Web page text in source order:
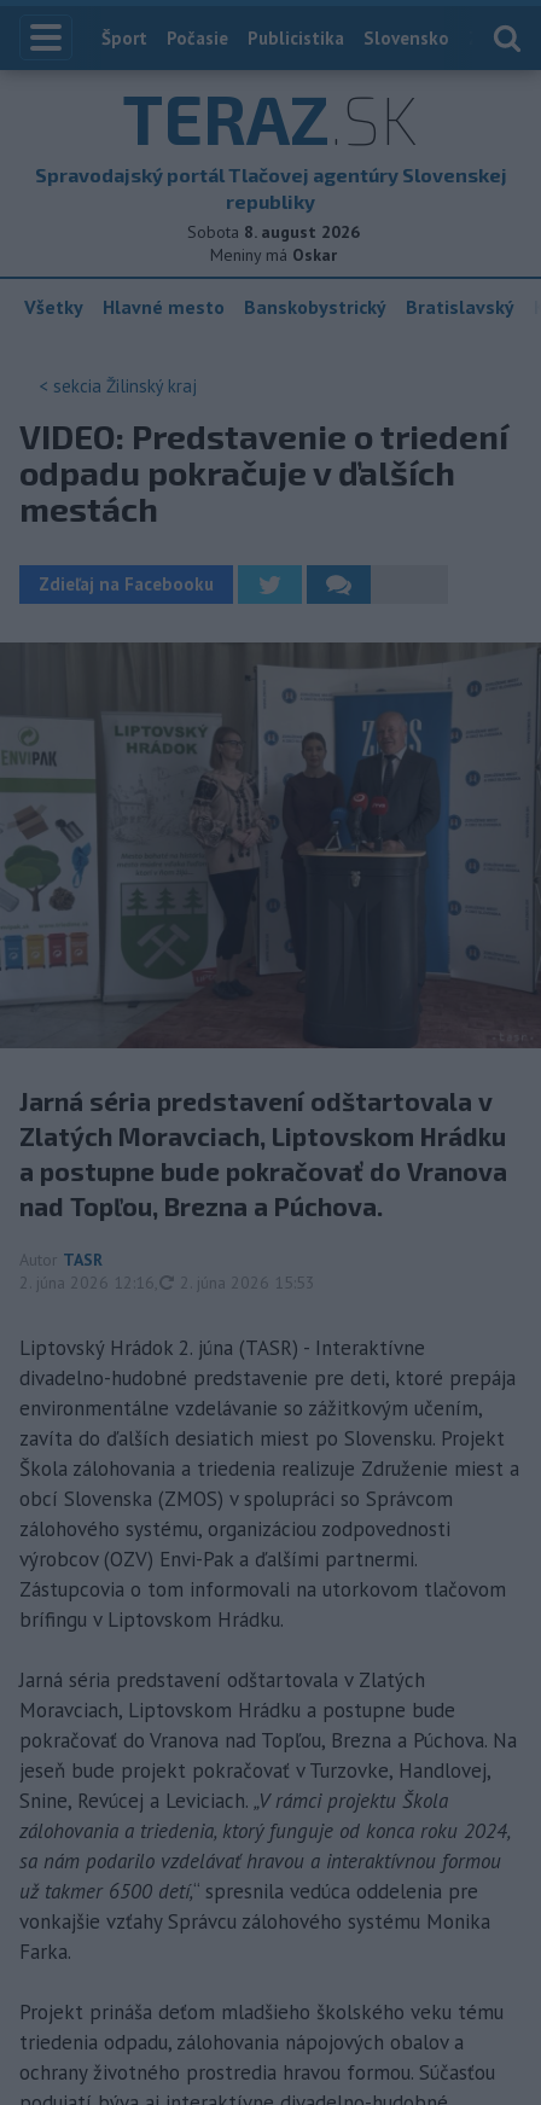
Index
Šport Počasie Publicistika Slovensko
TERAZ.SK
Spravodajský portál Tlačovej agentúry Slovenskej
republiky
Sobota 8. august 2026
Meniny má Oskar
Všetky Hlavné mesto Banskobystrický Bratislavský
< sekcia Žilinský kraj
VIDEO: Predstavenie o triedení
odpadu pokračuje v ďalších
mestách
Zdieľaj na Facebooku
Jarná séria predstavení odštartovala v
Zlatých Moravciach, Liptovskom Hrádku
a postupne bude pokračovať do Vranova
nad Topľou, Brezna a Púchova.
Autor TASR
2. júna 2026 12:16
aktualizované
2. júna 2026 15:53
Liptovský Hrádok 2. júna (TASR) - Interaktívne
divadelno-hudobné predstavenie pre deti, ktoré prepája
environmentálne vzdelávanie so zážitkovým učením,
zavíta do ďalších desiatich miest po Slovensku. Projekt
Škola zálohovania a triedenia realizuje Združenie miest a
obcí Slovenska (ZMOS) v spolupráci so Správcom
zálohového systému, organizáciou zodpovednosti
výrobcov (OZV) Envi-Pak a ďalšími partnermi.
Zástupcovia o tom informovali na utorkovom tlačovom
brífingu v Liptovskom Hrádku.
Jarná séria predstavení odštartovala v Zlatých
Moravciach, Liptovskom Hrádku a postupne bude
pokračovať do Vranova nad Topľou, Brezna a Púchova. Na
jeseň bude projekt pokračovať v Turzovke, Handlovej,
Snine, Revúcej a Leviciach. „V rámci projektu Škola
zálohovania a triedenia, ktorý funguje od konca roku 2024,
sa nám podarilo vzdelávať hravou a interaktívnou formou
už takmer 6500 detí,“ spresnila vedúca oddelenia pre
vonkajšie vzťahy Správcu zálohového systému Monika
Farka.
Projekt prináša deťom mladšieho školského veku tému
triedenia odpadu, zálohovania nápojových obalov a
ochrany životného prostredia hravou formou. Súčasťou